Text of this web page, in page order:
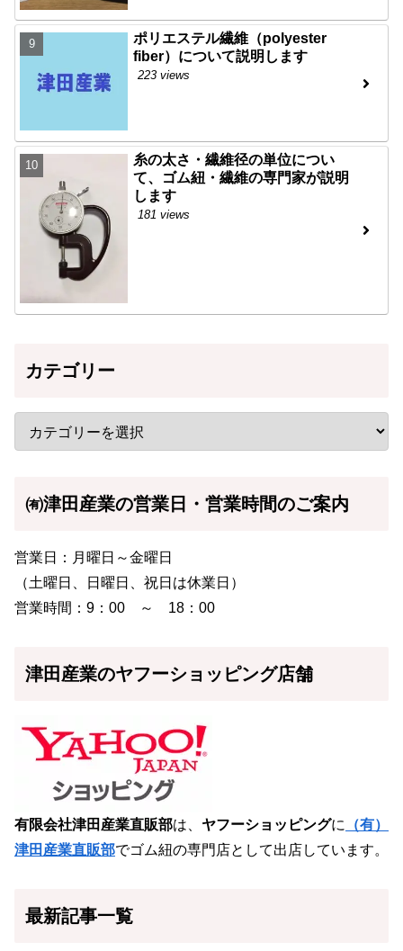
ポリエステル繊維（polyester
fiber）について説明します
223 views
糸の太さ・繊維径の単位につい
て、ゴム紐・繊維の専門家が説明
します
181 views
カテゴリー
㈲津田産業の営業日・営業時間のご案内
営業日：月曜日～金曜日
（土曜日、日曜日、祝日は休業日）
営業時間：9：00 ～ 18：00
津田産業のヤフーショッピング店舗
有限会社津田産業直販部は、 ヤフーショッピングに
（有）
津田産業直販部でゴム紐の専門店として出店しています。
最新記事一覧